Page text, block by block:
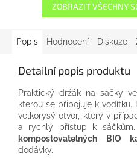
ZOBRAZIT VŠECHNY
Popis Hodnocení Diskuze
Detailní popis produktu
Praktický držák na sáčky
kterou se připojuje k vodítku.
velkorysý otvor, který v
a rychlý přístup k
kompostovatelných BIO
dodávky.